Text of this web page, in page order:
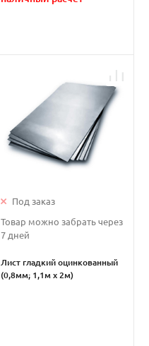
Под заказ
Товар можно забрать через
7 дней
Лист гладкий оцинкованный
(0,8мм; 1,1м х 2м)